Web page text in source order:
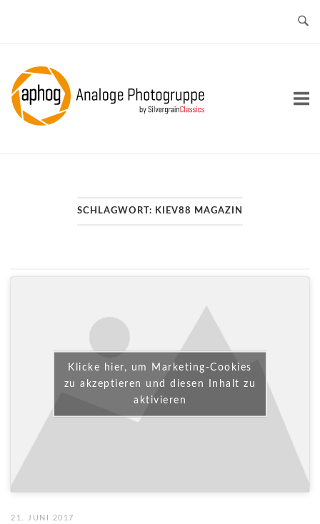
Home
SCHLAGWORT: KIEV88 MAGAZIN
Klicke hier, um Marketing-Cookies
zu akzeptieren und diesen Inhalt zu
aktivieren
21. JUNI 2017